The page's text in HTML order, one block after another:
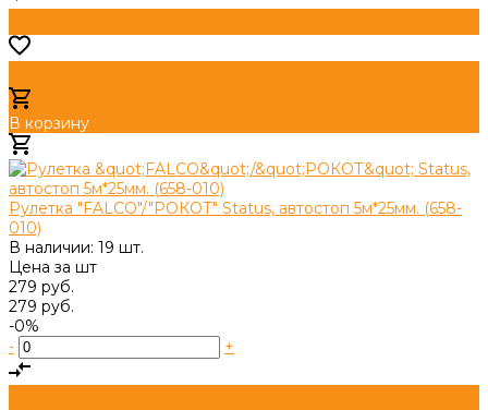
В корзину
Рулетка "FALCO"/"РОКОТ" Status, автостоп 5м*25мм. (658-
010)
В наличии: 19 шт.
Цена за шт
279 руб.
279 руб.
-0%
-
+